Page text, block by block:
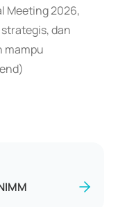
Meeting 2026,
dan
mampu